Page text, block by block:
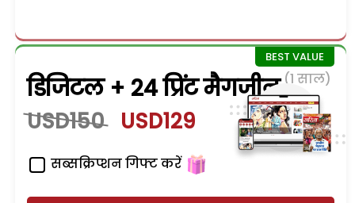
डिजिटल + 24 प्रिंट मैगजीन (1 साल)
USD150 USD129
सब्सक्रिप्शन गिफ्ट करें